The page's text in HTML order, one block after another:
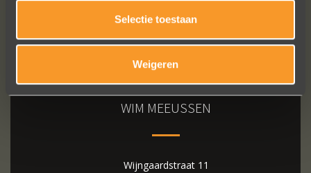
Selectie toestaan
Weigeren
WIM MEEUSSEN
Wijngaardstraat 11